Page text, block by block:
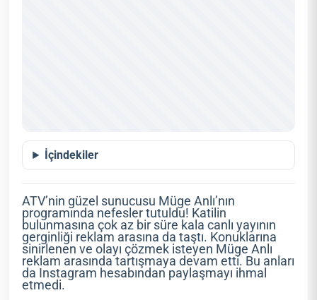
İçindekiler
ATV’nin güzel sunucusu Müge Anlı’nın
programında nefesler tutuldu! Katilin
bulunmasına çok az bir süre kala canlı yayının
gerginliği reklam arasına da taştı. Konuklarına
sinirlenen ve olayı çözmek isteyen Müge Anlı
reklam arasında tartışmaya devam etti. Bu anları
da Instagram hesabından paylaşmayı ihmal
etmedi.